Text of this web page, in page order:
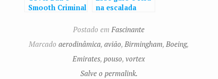
Smooth Criminal
na escalada
Postado emFascinante
Marcadoaerodinâmica,avião,Birmingham,Boeing,
Emirates,pouso,vortex
Salve o permalink.